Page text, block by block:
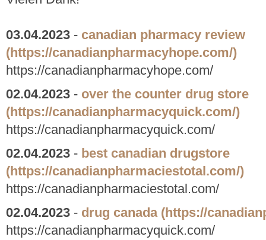
03.04.2023 - canadian pharmacy review
(https://canadianpharmacyhope.com/)
https://canadianpharmacyhope.com/
02.04.2023 - over the counter drug store
(https://canadianpharmacyquick.com/)
https://canadianpharmacyquick.com/
02.04.2023 - best canadian drugstore
(https://canadianpharmaciestotal.com/)
https://canadianpharmaciestotal.com/
02.04.2023 - drug canada (https://
https://canadianpharmacyquick.com/